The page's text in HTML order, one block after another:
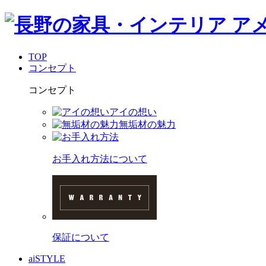
TOP
コンセプト
コンセプト
アイの想い
無垢材の魅力
お手入れ方法について
保証について
aiSTYLE